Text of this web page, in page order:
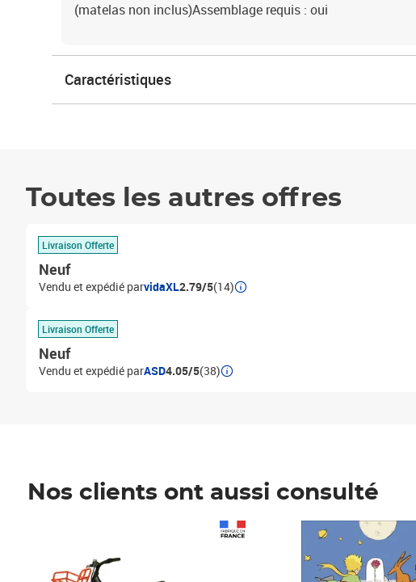
(matelas non inclus)Assemblage requis : oui
Caractéristiques
Toutes les autres offres
Livraison Offerte
Neuf
Vendu et expédié parvidaXL2.79/5(14)
Livraison Offerte
Neuf
Vendu et expédié parASD4.05/5(38)
Nos clients ont aussi consulté
Prix 7,50€